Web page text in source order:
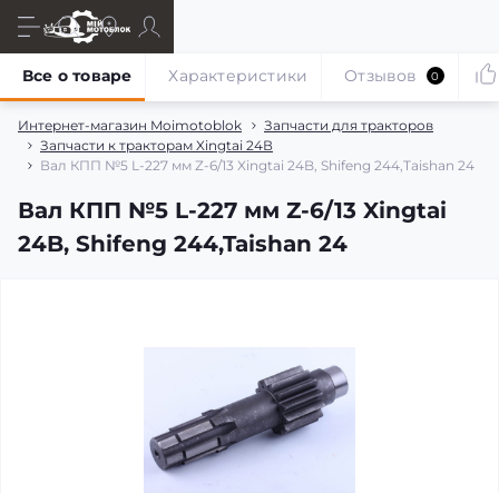
Интернет-магазин Moimotoblok
Запчасти для тракторов
Запчасти к тракторам Xingtai 24В
Вал КПП №5 L-227 мм Z-6/13 Xingtai 24B, Shifeng 244,Taishan 24
Вал КПП №5 L-227 мм Z-6/13 Xingtai
24B, Shifeng 244,Taishan 24
Все о товаре Характеристики Отзывов 0